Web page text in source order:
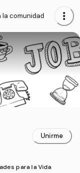
la comunidad more_vert
Unirme
para la Vida